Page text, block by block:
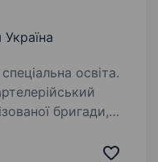
Україна
освіта.
бригади,
Наше